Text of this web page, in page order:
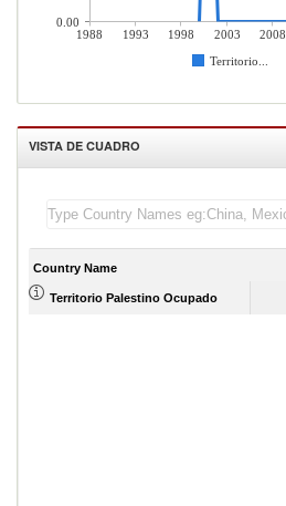
1988 1993 1998 2003 2008
Territorio...
0.00
VISTA DE CUADRO
Country Name
Territorio Palestino Ocupado